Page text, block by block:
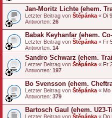
Jan-Moritz Lichte (ehem.
Letzter Beitrag von Štěpánka « Di
Antworten: 26
Babak Keyhanfar (ehem.
Letzter Beitrag von Štěpánka « Fr
Antworten: 14
Sandro Schwarz (ehem.
Letzter Beitrag von Štěpánka « Fr
Antworten: 197
Bo Svensson (ehem.
Letzter Beitrag von Štěpánka « Mo
Antworten: 379
Bartosch Gaul (ehem. U23-
Letzter Beitrag von Štěpánka « Do